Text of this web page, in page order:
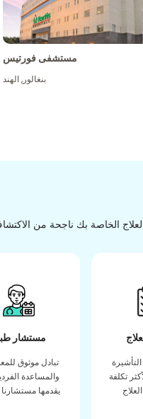
مستشفى فورتيس
بنغالور,الهند
مستشار
تبادل موثوق
والمساعدة
يقدمها
تكلفة